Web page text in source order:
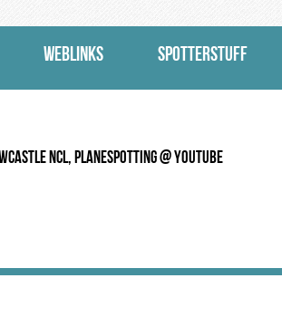
WEBLINKS SPOTTERSTUFF
NCL, PLANESPOTTING @ YOUTUBE